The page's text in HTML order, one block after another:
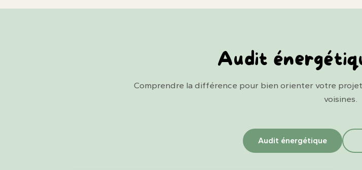
Audit
Comprendre la différence pour bien orienter votre
voisines.
Audit énergétique